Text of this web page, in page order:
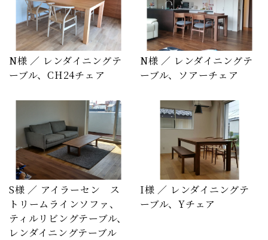
N様 ／ レンダイニングテ
ーブル、CH24チェア
N様 ／ レンダイニングテ
ーブル、ソアーチェア
S様 ／ アイラーセン ス
トリームラインソファ、
ティルリビングテーブル、
レンダイニングテーブル
I様 ／ レンダイニングテ
ーブル、Yチェア